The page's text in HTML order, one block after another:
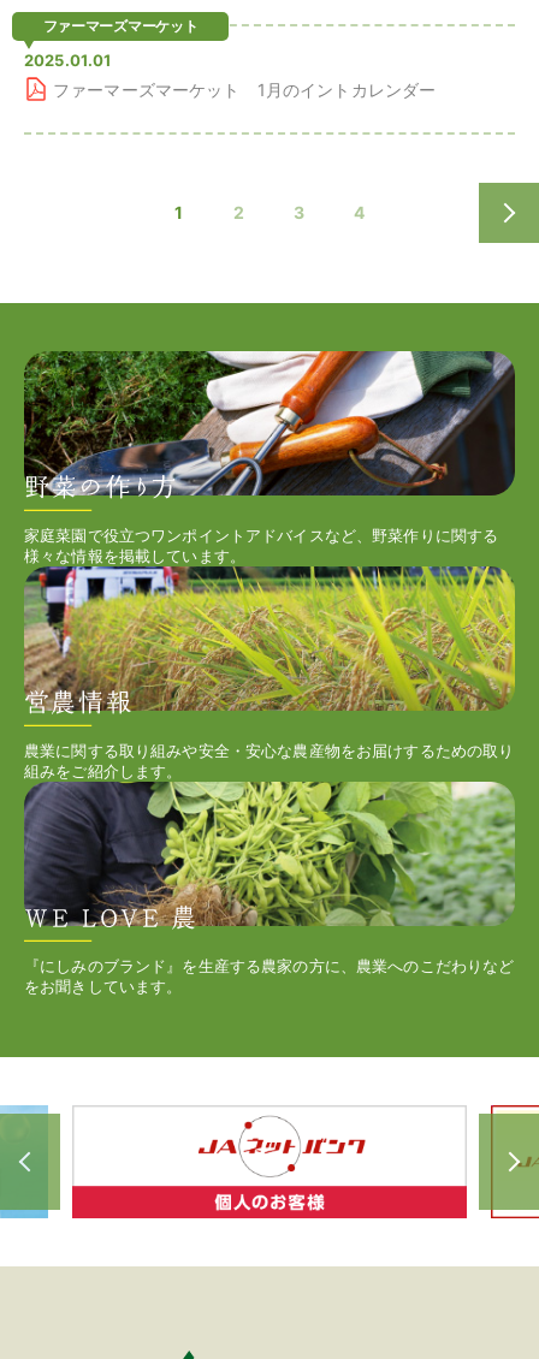
ファーマーズマーケット
2025.01.01
ファーマーズマーケット 1月のイントカレンダー
1 2 3 4
家庭菜園で役立つワンポイントアドバイスなど、野菜作りに関する
様々な情報を掲載しています。
農業に関する取り組みや安全・安心な農産物をお届けするための取り
組みをご紹介します。
『にしみのブランド』を生産する農家の方に、農業へのこだわりなど
をお聞きしています。